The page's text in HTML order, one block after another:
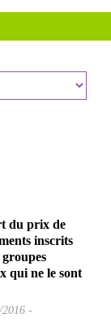
du prix de
inscrits
qui ne le sont
2016 -